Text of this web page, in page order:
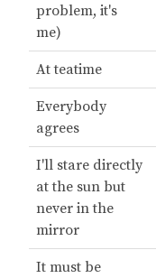
problem, it's
me)
At teatime
Everybody
agrees
I'll stare directly
at the sun but
never in the
mirror
It must be